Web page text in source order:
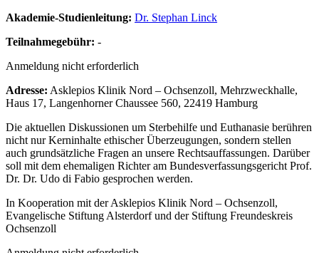
Akademie-Studienleitung: Dr. Stephan Linck
Teilnahmegebühr: -
Anmeldung nicht erforderlich
Adresse: Asklepios Klinik Nord – Ochsenzoll, Mehrzweckhalle,
Haus 17, Langenhorner Chaussee 560, 22419 Hamburg
Die aktuellen Diskussionen um Sterbehilfe und Euthanasie berühren
nicht nur Kerninhalte ethischer Überzeugungen, sondern stellen
auch grundsätzliche Fragen an unsere Rechtsauffassungen. Darüber
soll mit dem ehemaligen Richter am Bundesverfassungsgericht Prof.
Dr. Dr. Udo di Fabio gesprochen werden.
In Kooperation mit der Asklepios Klinik Nord – Ochsenzoll,
Evangelische Stiftung Alsterdorf und der Stiftung Freundeskreis
Ochsenzoll